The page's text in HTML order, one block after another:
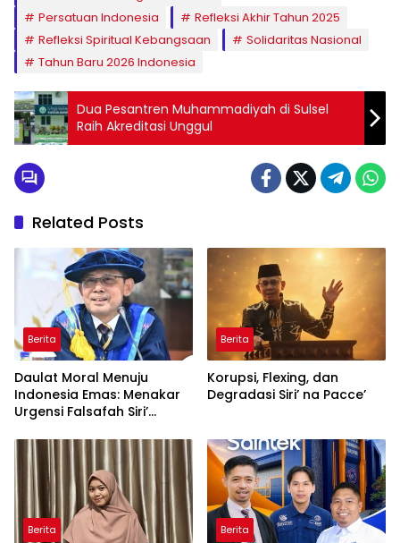
Persatuan Indonesia
Refleksi Akhir Tahun 2025
Refleksi Spiritual Kebangsaan
Solidaritas Nasional
Tahun Baru 2026 Indonesia
Dua Pesantren Muhammadiyah di Sulsel
Raih Akreditasi Unggul
Related Posts
Berita
Daulat Moral Menuju
Indonesia Emas: Menakar
Urgensi Falsafah Siri’
Ancaman Kleptokrasi
Berita
Korupsi, Flexing, dan
Degradasi Siri’ na Pacce’
Berita Berita